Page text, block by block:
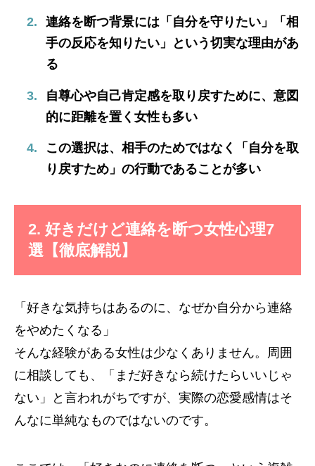
連絡を断つ背景には「自分を守りたい」「相
手の反応を知りたい」という切実な理由があ
る
自尊心や自己肯定感を取り戻すために、意図
的に距離を置く女性も多い
この選択は、相手のためではなく「自分を取
り戻すため」の行動であることが多い
2. 好きだけど連絡を断つ女性心理7
選【徹底解説】
「好きな気持ちはあるのに、なぜか自分から連絡
をやめたくなる」
そんな経験がある女性は少なくありません。周囲
に相談しても、「まだ好きなら続けたらいいじゃ
ない」と言われがちですが、実際の恋愛感情はそ
んなに単純なものではないのです。